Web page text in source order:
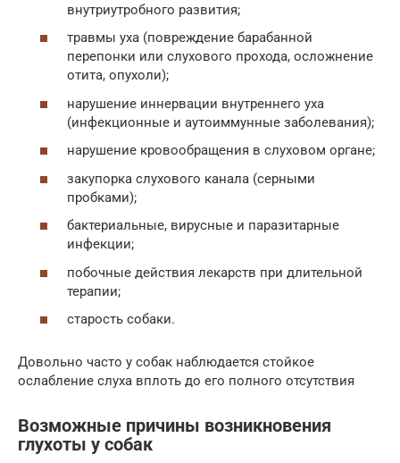
внутриутробного развития;
травмы уха (повреждение барабанной
перепонки или слухового прохода, осложнение
отита, опухоли);
нарушение иннервации внутреннего уха
(инфекционные и аутоиммунные заболевания);
нарушение кровообращения в слуховом органе;
закупорка слухового канала (серными
пробками);
бактериальные, вирусные и паразитарные
инфекции;
побочные действия лекарств при длительной
терапии;
старость собаки.
Довольно часто у собак наблюдается стойкое
ослабление слуха вплоть до его полного отсутствия
Возможные причины возникновения
глухоты у собак